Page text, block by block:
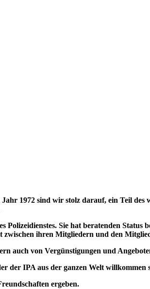
1972 sind wir stolz darauf, ein Teil des
Sie hat beratenden
ihren Mitgliedern und den
auch von Vergünstigungen und
der IPA aus der ganzen Welt willkommen
ergeben.